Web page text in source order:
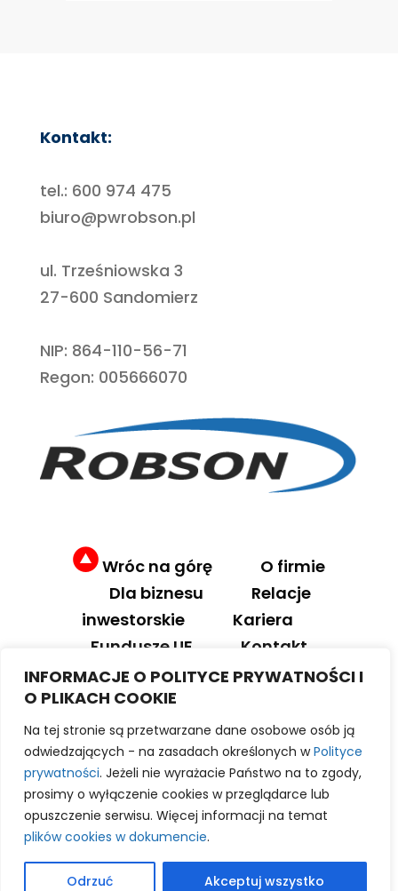
INFORMACJE O POLITYCE PRYWATNOŚCI I
O PLIKACH COOKIE
Na tej stronie są przetwarzane dane osobowe osób ją
odwiedzających - na zasadach określonych wPolityce
prywatności. Jeżeli nie wyrażacie Państwo na to zgody,
prosimy o wyłączenie cookies w przeglądarce lub
opuszczenie serwisu. Więcej informacji na temat
plików cookies w dokumencie.
Odrzuć Akceptuj wszystko
Kontakt:
tel.: 600 974 475
biuro@pwrobson.pl
ul. Trześniowska 3
27-600 Sandomierz
NIP: 864-110-56-71
Regon: 005666070
Wróc na górę
O firmie
Dla biznesu
Relacje
inwestorskie
Kariera
Fundusze UE
Kontakt
(C) 2026 Robson Przedsiębiorstwo
Wielobranżowe Robert Wryk |
Realizacjamedox.pl|Polityka
prywatności|Polityka cookies